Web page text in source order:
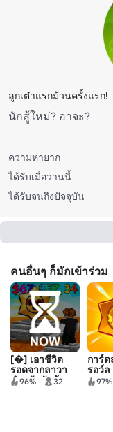
ลูกเต๋าแรกม้วนครั้งแรก!
นักสู้ใหม่? อาจะ?
ความหายาก
ได้รับเมื่อวานนี้
ได้รับจนถึงปัจจุบัน
คนอื่นๆ ก็มักเข้าร่วม
[�] เอาชีวิต
รอดจากลาวา
สำหรับนักสู้! 🔥
96% 32
การ์
รอว์ล
97%